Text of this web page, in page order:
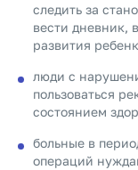
следить за
вести дневник,
развития
люди с
пользоваться
состоянием
больные в
операций